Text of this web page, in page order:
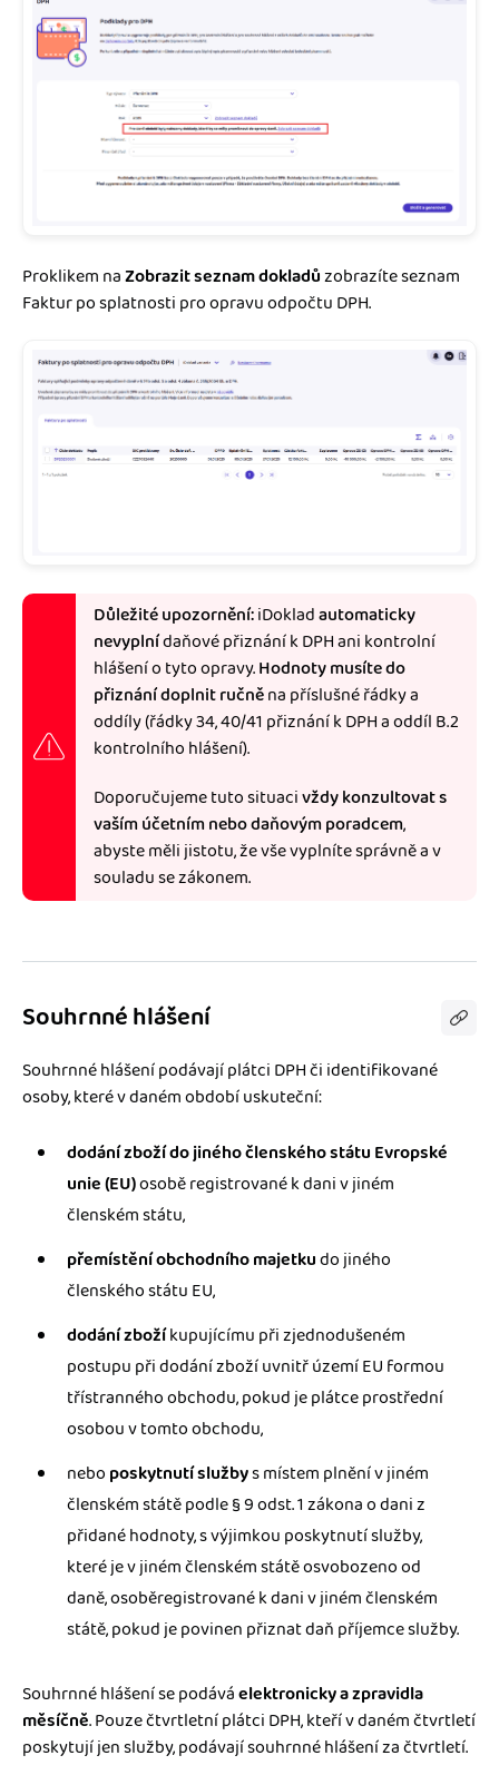
Proklikem naZobrazit seznam dokladůzobrazíte seznam
Faktur po splatnosti pro opravu odpočtu DPH.
Důležité upozornění:iDokladautomaticky
nevyplnídaňové přiznání k DPH ani kontrolní
hlášení o tyto opravy.Hodnoty musíte do
přiznání doplnit ručněna příslušné řádky a
oddíly (řádky 34, 40/41 přiznání k DPH a oddíl B.2
kontrolního hlášení).
Doporučujeme tuto situacivždy konzultovat s
vaším účetním nebo daňovým poradcem,
abyste měli jistotu, že vše vyplníte správně a v
souladu se zákonem.
Souhrnné hlášení
Souhrnné hlášení podávají plátci DPH či identifikované
osoby, které v daném období uskuteční:
dodání zboží do jiného členského státu Evropské
unie (EU)osobě registrované k dani v jiném
členském státu,
přemístění obchodního majetkudo jiného
členského státu EU,
dodání zbožíkupujícímu při zjednodušeném
postupu při dodání zboží uvnitř území EU formou
třístranného obchodu, pokud je plátce prostřední
osobou v tomto obchodu,
nebo poskytnutí službys místem plnění v jiném
členském státě podle § 9 odst. 1 zákona o dani z
přidané hodnoty, s výjimkou poskytnutí služby,
které je v jiném členském státě osvobozeno od
daně, osoběregistrované k dani v jiném členském
státě, pokud je povinen přiznat daň příjemce služby.
Souhrnné hlášení se podáváelektronicky a zpravidla
měsíčně. Pouze čtvrtletní plátci DPH, kteří v daném čtvrtletí
poskytují jen služby, podávají souhrnné hlášení za čtvrtletí.